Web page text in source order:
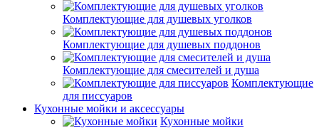
Комплектующие для душевых уголков
Комплектующие для душевых поддонов
Комплектующие для смесителей и душа
Комплектующие
для писсуаров
Кухонные мойки и аксессуары
Кухонные мойки